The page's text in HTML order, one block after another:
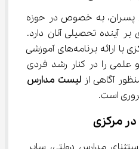
پسران، به خصوص در حوزه
بر آینده تحصیلی آنان دارد.
مدارس پسرانه دو زبانه مرکزی با ارائه برنامه‌های آموزشی
زبانی و علمی را در کنار رشد فردی
لیست مدارس
است.
مرکزی